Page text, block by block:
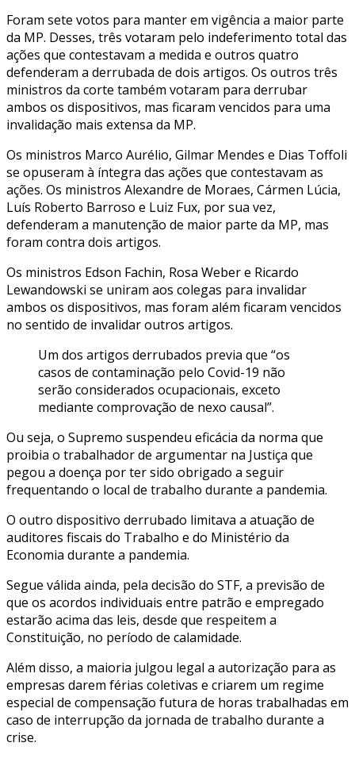
Foram sete votos para manter em vigência a maior parte
da MP. Desses, três votaram pelo indeferimento total das
ações que contestavam a medida e outros quatro
defenderam a derrubada de dois artigos. Os outros três
ministros da corte também votaram para derrubar
ambos os dispositivos, mas ficaram vencidos para uma
invalidação mais extensa da MP.
Os ministros Marco Aurélio, Gilmar Mendes e Dias Toffoli
se opuseram à íntegra das ações que contestavam as
ações. Os ministros Alexandre de Moraes, Cármen Lúcia,
Luís Roberto Barroso e Luiz Fux, por sua vez,
defenderam a manutenção de maior parte da MP, mas
foram contra dois artigos.
Os ministros Edson Fachin, Rosa Weber e Ricardo
Lewandowski se uniram aos colegas para invalidar
ambos os dispositivos, mas foram além ficaram vencidos
no sentido de invalidar outros artigos.
Um dos artigos derrubados previa que “os
casos de contaminação pelo Covid-19 não
serão considerados ocupacionais, exceto
mediante comprovação de nexo causal”.
Ou seja, o Supremo suspendeu eficácia da norma que
proibia o trabalhador de argumentar na Justiça que
pegou a doença por ter sido obrigado a seguir
frequentando o local de trabalho durante a pandemia.
O outro dispositivo derrubado limitava a atuação de
auditores fiscais do Trabalho e do Ministério da
Economia durante a pandemia.
Segue válida ainda, pela decisão do STF, a previsão de
que os acordos individuais entre patrão e empregado
estarão acima das leis, desde que respeitem a
Constituição, no período de calamidade.
Além disso, a maioria julgou legal a autorização para as
empresas darem férias coletivas e criarem um regime
especial de compensação futura de horas trabalhadas em
caso de interrupção da jornada de trabalho durante a
crise.